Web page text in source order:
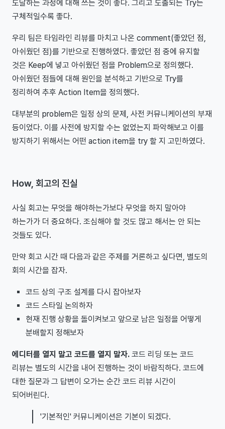
도달하는 과정에 대해 쓰는 것이 좋다. 그리고 도출되는 Try는
구체적일수록 좋다.
우리 팀은 타임라인 리뷰를 마치고 나온 comment(좋았던 점,
아쉬웠던 점)를 기반으로 진행하였다. 좋았던 점 중에 유지할
것은 Keep에 넣고 아쉬웠던 점을 Problem으로 정의했다.
아쉬웠던 점들에 대해 원인을 분석하고 기반으로 Try를
정리하여 추후 Action Item을 정의했다.
대부분의 problem은 일정 상의 문제, 사전 커뮤니케이션의 부재
등이었다. 이를 사전에 방지할 수는 없었는지 파악해보고 이를
방지하기 위해서는 어떤 action item을 try 할 지 고민하였다.
How, 회고의 진실
사실 회고는 무엇을 해야하는가보다 무엇을 하지 말아야
하는가가 더 중요하다. 조심해야 할 것도 많고 해서는 안 되는
것들도 있다.
만약 회고 시간 때 다음과 같은 주제를 거론하고 싶다면, 별도의
회의 시간을 잡자.
코드 상의 구조 설계를 다시 잡아보자
코드 스타일 논의하자
현재 진행 상황을 돌이켜보고 앞으로 남은 일정을 어떻게
분배할지 정해보자
에디터를 열지 말고 코드를 열지 말자. 코드 리딩 또는 코드
리뷰는 별도의 시간을 내어 진행하는 것이 바람직하다. 코드에
대한 질문과 그 답변이 오가는 순간 코드 리뷰 시간이
되어버린다.
'기본적인' 커뮤니케이션은 기본이 되겠다.